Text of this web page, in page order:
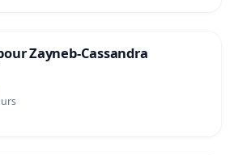
Zayneb-Cassandra